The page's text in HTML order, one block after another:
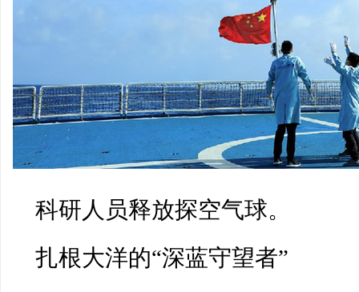
科研人员释放探空气球。
扎根大洋的“深蓝守望者”